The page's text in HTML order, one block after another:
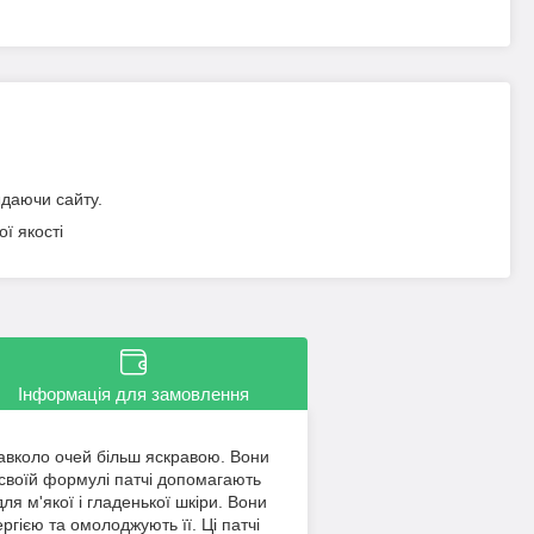
сайту.
якості
Інформація для замовлення
очей більш яскравою. Вони
формулі патчі допомагають
м'якої і гладенької шкіри. Вони
та омолоджують її. Ці патчі